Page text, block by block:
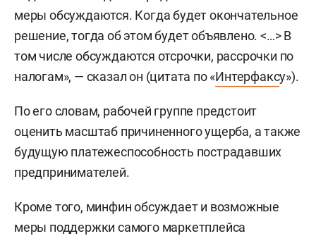
меры обсуждаются. Когда будет окончательное
решение, тогда об этом будет объявлено. <…> В
том числе обсуждаются отсрочки, рассрочки по
налогам», — сказал он (цитата по «Интерфаксу»).
По его словам, рабочей группе предстоит
оценить масштаб причиненного ущерба, а также
будущую платежеспособность пострадавших
предпринимателей.
Кроме того, минфин обсуждает и возможные
меры поддержки самого маркетплейса